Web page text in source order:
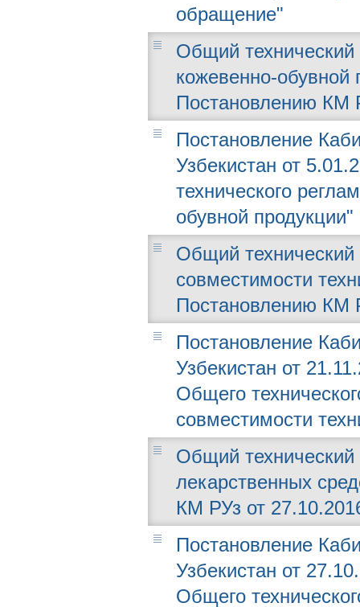
обращение"
Общий технический
кожевенно-обувной
Постановлению КМ
Постановление
Узбекистан от
технического
обувной продукции"
Общий технический
совместимости
Постановлению КМ
Постановление
Узбекистан от
Общего
совместимости
Общий технический
лекарственных
КМ РУз от
Постановление
Узбекистан от
Общего